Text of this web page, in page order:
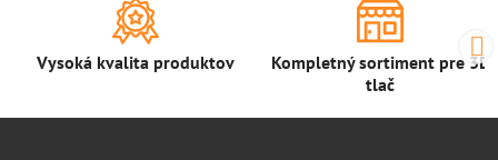
Vysoká kvalita produktov
Kompletný sortiment pre 3D
tlač